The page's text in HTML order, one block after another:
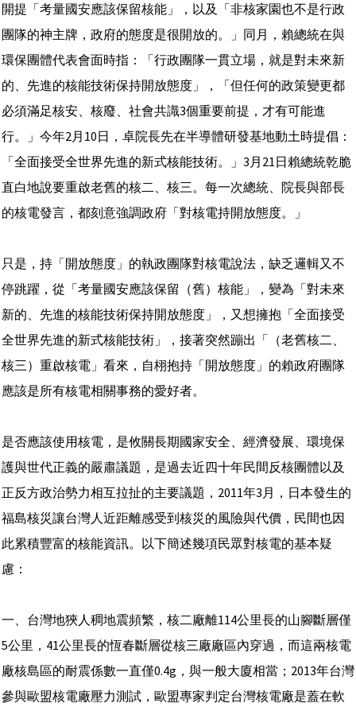
開提「考量國安應該保留核能」，以及「非核家園也不是行政
團隊的神主牌，政府的態度是很開放的。」同月，賴總統在與
環保團體代表會面時指：「行政團隊一貫立場，就是對未來新
的、先進的核能技術保持開放態度」，「但任何的政策變更都
必須滿足核安、核廢、社會共識3個重要前提，才有可能進
行。」今年2月10日，卓院長先在半導體研發基地動土時提倡：
「全面接受全世界先進的新式核能技術。」3月21日賴總統乾脆
直白地說要重啟老舊的核二、核三。每一次總統、院長與部長
的核電發言，都刻意強調政府「對核電持開放態度。」
只是，持「開放態度」的執政團隊對核電說法，缺乏邏輯又不
停跳躍，從「考量國安應該保留（舊）核能」，變為「對未來
新的、先進的核能技術保持開放態度」，又想擁抱「全面接受
全世界先進的新式核能技術」，接著突然蹦出「（老舊核二、
核三）重啟核電」看來，自栩抱持「開放態度」的賴政府團隊
應該是所有核電相關事務的愛好者。
是否應該使用核電，是攸關長期國家安全、經濟發展、環境保
護與世代正義的嚴肅議題，是過去近四十年民間反核團體以及
正反方政治勢力相互拉扯的主要議題，2011年3月，日本發生的
福島核災讓台灣人近距離感受到核災的風險與代價，民間也因
此累積豐富的核能資訊。以下簡述幾項民眾對核電的基本疑
慮：
一、台灣地狹人稠地震頻繁，核二廠離114公里長的山腳斷層僅
5公里，41公里長的恆春斷層從核三廠廠區內穿過，而這兩核電
廠核島區的耐震係數一直僅0.4g，與一般大廈相當；2013年台灣
參與歐盟核電廠壓力測試，歐盟專家判定台灣核電廠是蓋在軟